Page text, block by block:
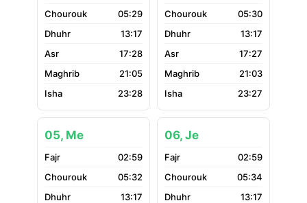
05:29
13:17
17:28
21:05
23:28
05:30
13:17
17:27
21:03
23:27
05, Me
02:59
05:32
13:17
06, Je
02:59
05:34
13:17